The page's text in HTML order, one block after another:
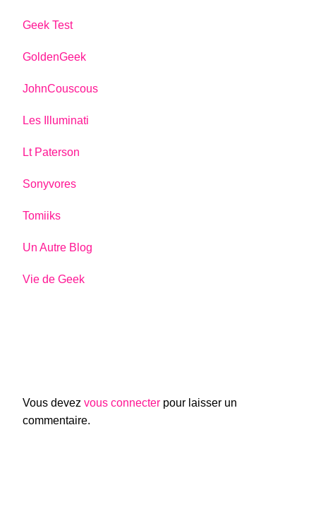
Geek Test
GoldenGeek
JohnCouscous
Les Illuminati
Lt Paterson
Sonyvores
Tomiiks
Un Autre Blog
Vie de Geek
Vous devez vous connecter pour laisser un
commentaire.